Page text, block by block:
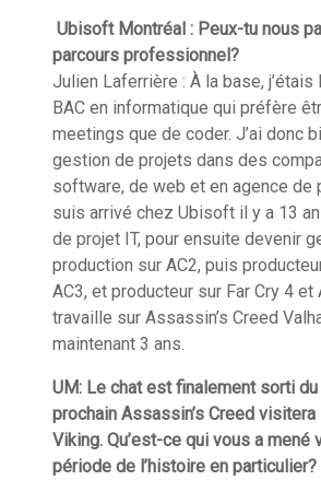
Ubisoft Montréal : Peux-tu nous
parcours professionnel?
Julien Laferrière : À la base, j’étais
BAC en informatique qui préfère
meetings que de coder. J’ai donc
gestion de projets dans des
software, de web et en agence de
suis arrivé chez Ubisoft il y a 13
de projet IT, pour ensuite devenir
production sur AC2, puis
AC3, et producteur sur Far Cry 4 et
travaille sur Assassin’s Creed
maintenant 3 ans.
UM: Le chat est finalement sorti
prochain Assassin’s Creed visitera
Viking. Qu’est-ce qui vous a mené
période de l’histoire en particulier?